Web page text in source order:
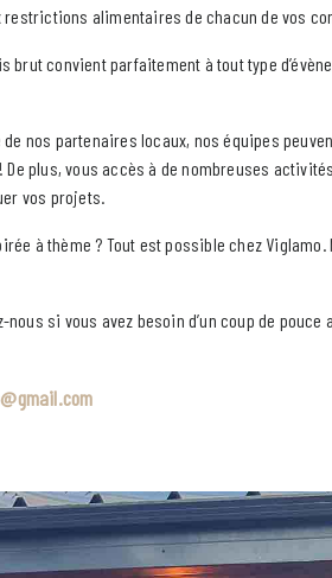
restrictions alimentaires de chacun de vos
brut convient parfaitement à tout type
de nos partenaires locaux, nos équipes
plus, vous accès à de nombreuses activités
vos projets.
à thème ? Tout est possible chez
si vous avez besoin d’un coup de pouce